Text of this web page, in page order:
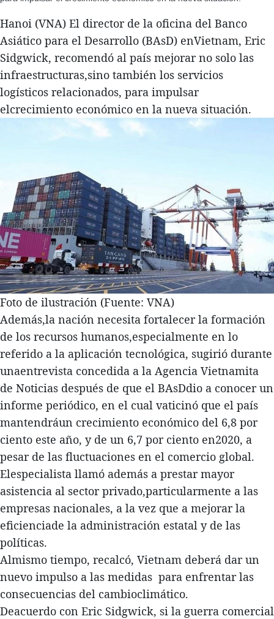
Hanoi (VNA) El director de la oficina del Banco
Asiático para el Desarrollo (BAsD) enVietnam, Eric
Sidgwick, recomendó al país mejorar no solo las
infraestructuras,sino también los servicios
logísticos relacionados, para impulsar
elcrecimiento económico en la nueva situación.
Foto de ilustración (Fuente: VNA)
Además,la nación necesita fortalecer la formación
de los recursos humanos,especialmente en lo
referido a la aplicación tecnológica, sugirió durante
unaentrevista concedida a la Agencia Vietnamita
de Noticias después de que el BAsDdio a conocer un
informe periódico, en el cual vaticinó que el país
mantendráun crecimiento económico del 6,8 por
ciento este año, y de un 6,7 por ciento en2020, a
pesar de las fluctuaciones en el comercio global.
Elespecialista llamó además a prestar mayor
asistencia al sector privado,particularmente a las
empresas nacionales, a la vez que a mejorar la
eficienciade la administración estatal y de las
políticas.
Almismo tiempo, recalcó, Vietnam deberá dar un
nuevo impulso a las medidas para enfrentar las
consecuencias del cambioclimático.
Deacuerdo con Eric Sidgwick, si la guerra comercial